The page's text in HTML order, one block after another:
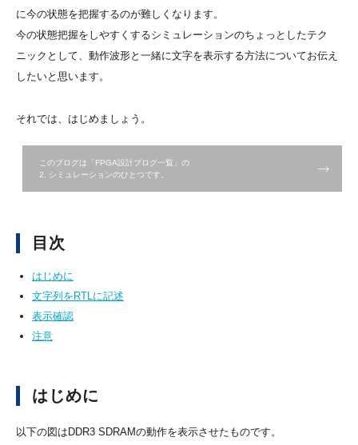
に今の状態を把握するのが難しくなります。
今の状態把握をしやすくするシミュレーションのちょっとしたテク
ニックとして、動作波形と一緒に文字を表示する方法についてお伝え
したいと思います。
それでは、はじめましょう。
このブログは「FPGA設計ブログ一覧」の
2. シミュレーションのひとつです。
目次
はじめに
文字列をRTLに記述
表示確認
注意
はじめに
以下の図はDDR3 SDRAMの動作を表示させたものです。